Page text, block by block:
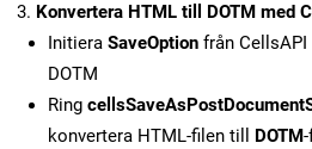
Konvertera HTML till DOTM med
Initiera SaveOption från
DOTM
Ring
konvertera HTML-filen till DOTM